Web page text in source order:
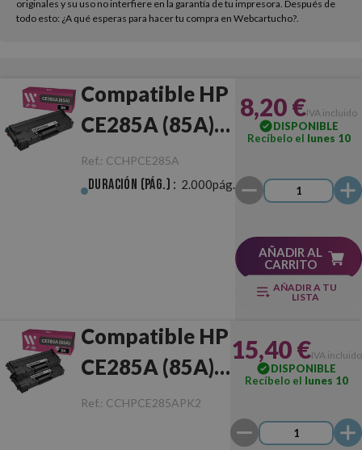
originales y su uso no interfiere en la garantía de tu impresora. Después de
todo esto: ¿A qué esperas para hacer tu compra en Webcartucho?.
Compatible HP
CE285A (85A)
Negro
Ref.: CCHPCE285A
Duración (pág.) : 2.000pág.
8,20 €IVA incluido
DISPONIBLE
Recíbelo el lunes 10
AÑADIR AL
CARRITO
AÑADIR A TU
LISTA
Compatible HP
CE285A (85A)
Pack de 2
Ref.: CCHPCE285APK2
15,40 €IVA incluido
DISPONIBLE
Recíbelo el lunes 10